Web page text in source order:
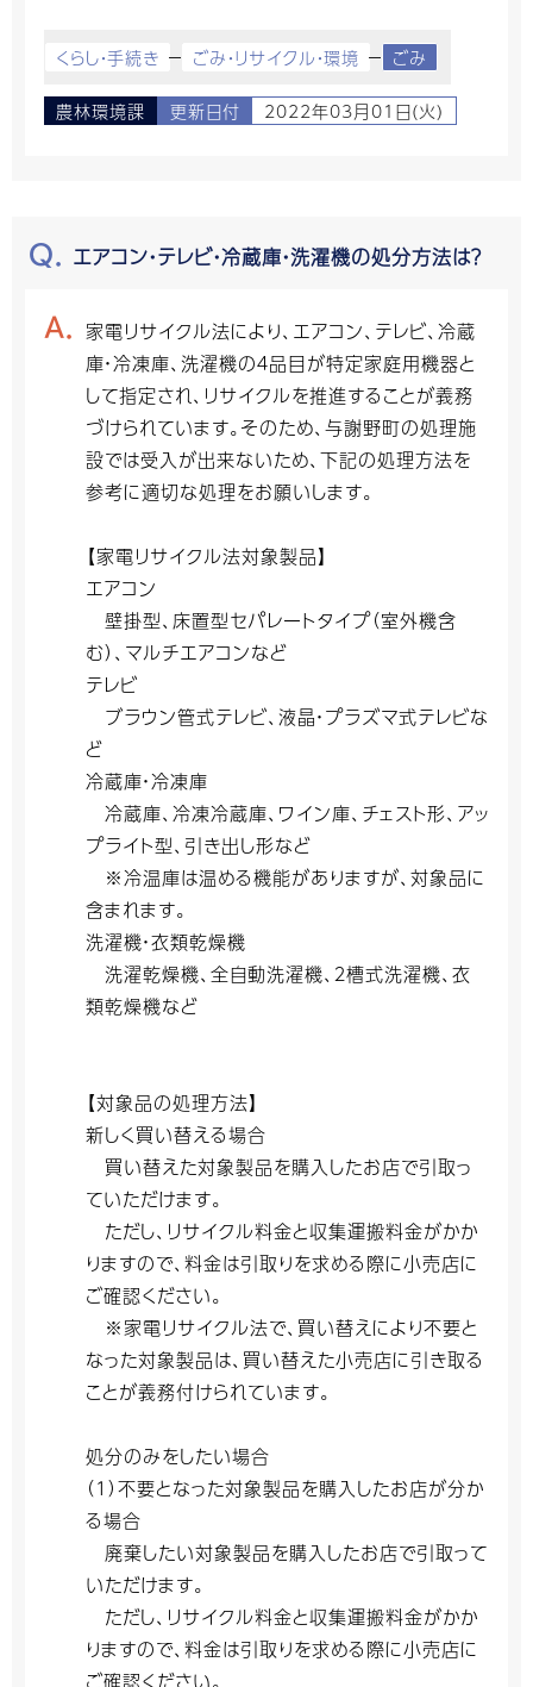
くらし・手続き ごみ・リサイクル・環境 ごみ
農林環境課 更新日付 2022年03月01日(火)
エアコン・テレビ・冷蔵庫・洗濯機の処分方法は？
家電リサイクル法により、エアコン、テレビ、冷蔵
庫・冷凍庫、洗濯機の４品目が特定家庭用機器と
して指定され、リサイクルを推進することが義務
づけられています。そのため、与謝野町の処理施
設では受入が出来ないため、下記の処理方法を
参考に適切な処理をお願いします。
【家電リサイクル法対象製品】
エアコン
壁掛型、床置型セパレートタイプ（室外機含
む）、マルチエアコンなど
テレビ
ブラウン管式テレビ、液晶・プラズマ式テレビな
ど
冷蔵庫・冷凍庫
冷蔵庫、冷凍冷蔵庫、ワイン庫、チェスト形、アッ
プライト型、引き出し形など
※冷温庫は温める機能がありますが、対象品に
含まれます。
洗濯機・衣類乾燥機
洗濯乾燥機、全自動洗濯機、２槽式洗濯機、衣
類乾燥機など
【対象品の処理方法】
新しく買い替える場合
買い替えた対象製品を購入したお店で引取っ
ていただけます。
ただし、リサイクル料金と収集運搬料金がかか
りますので、料金は引取りを求める際に小売店に
ご確認ください。
※家電リサイクル法で、買い替えにより不要と
なった対象製品は、買い替えた小売店に引き取る
ことが義務付けられています。
処分のみをしたい場合
（1）不要となった対象製品を購入したお店が分か
る場合
廃棄したい対象製品を購入したお店で引取って
いただけます。
ただし、リサイクル料金と収集運搬料金がかか
りますので、料金は引取りを求める際に小売店に
ご確認ください。